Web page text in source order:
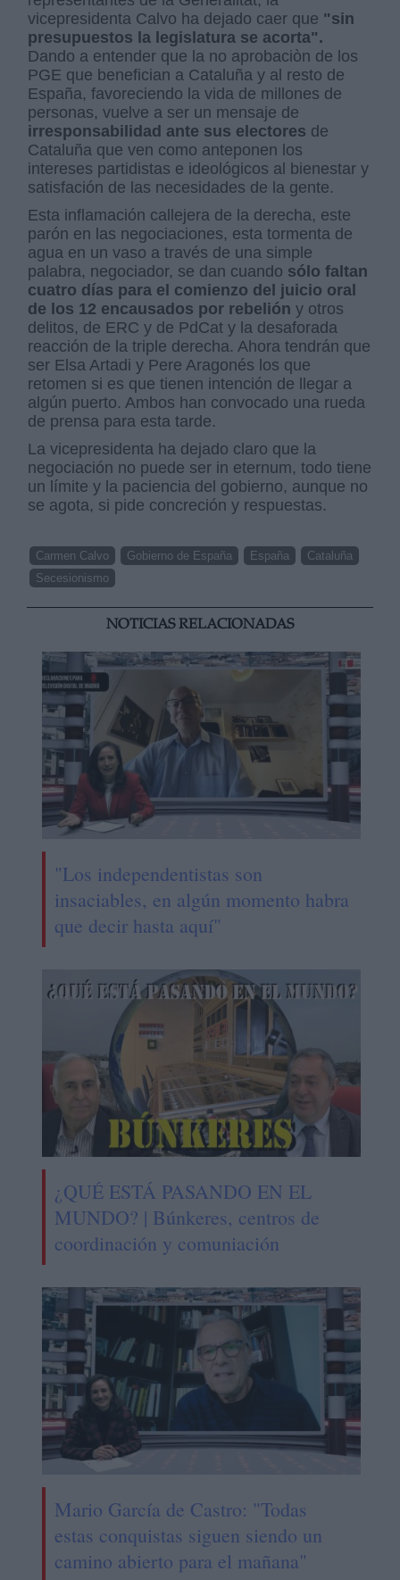
vicepresidenta Calvo ha dejado caer que "sin
presupuestos la legislatura se acorta".
Dando a entender que la no aprobaciòn de los
PGE que benefician a Cataluña y al resto de
España, favoreciendo la vida de millones de
personas, vuelve a ser un mensaje de
irresponsabilidad ante sus electores de
Cataluña que ven como anteponen los
intereses partidistas e ideológicos al bienestar y
satisfación de las necesidades de la gente.
Esta inflamación callejera de la derecha, este
parón en las negociaciones, esta tormenta de
agua en un vaso a través de una simple
palabra, negociador, se dan cuando sólo faltan
cuatro días para el comienzo del juicio oral
de los 12 encausados por rebelión y otros
delitos, de ERC y de PdCat y la desaforada
reacción de la triple derecha. Ahora tendrán que
ser Elsa Artadi y Pere Aragonés los que
retomen si es que tienen intención de llegar a
algún puerto. Ambos han convocado una rueda
de prensa para esta tarde.
La vicepresidenta ha dejado claro que la
negociación no puede ser in eternum, todo tiene
un límite y la paciencia del gobierno, aunque no
se agota, si pide concreción y respuestas.
Carmen Calvo Gobierno de España España
Cataluña
Secesionismo
NOTICIAS RELACIONADAS
"Los independentistas son
insaciables, en algún momento habra
que decir hasta aquí"
¿QUÉ ESTÁ PASANDO EN EL
MUNDO? | Búnkeres, centros de
coordinación y comuniación
Mario García de Castro: "Todas
estas conquistas siguen siendo un
camino abierto para el mañana"